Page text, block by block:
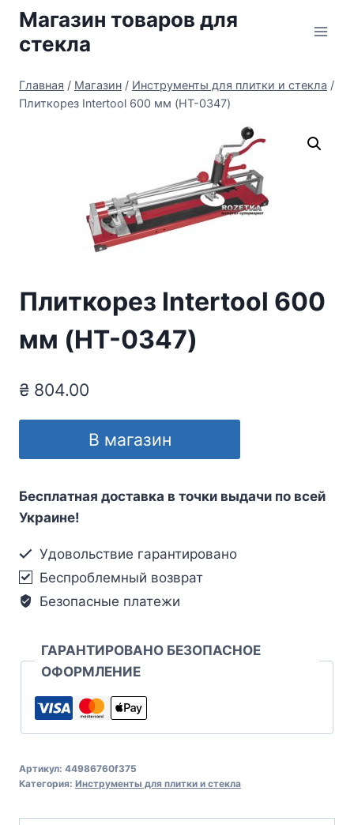
Перейти
содержимому
Магазин товаров для
стекла
Главная / Магазин / Инструменты для плитки и стекла /
Плиткорез Intertool 600 мм (HT-0347)
Плиткорез Intertool 600
мм (HT-0347)
₴ 804.00
В магазин
Бесплатная доставка в точки выдачи по всей
Украине!
Удовольствие гарантировано
Беспроблемный возврат
Безопасные платежи
ГАРАНТИРОВАНО БЕЗОПАСНОЕ
ОФОРМЛЕНИЕ
Артикул: 44986760f375
Категория: Инструменты для плитки и стекла